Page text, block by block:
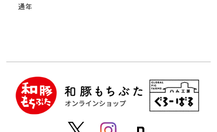
通年